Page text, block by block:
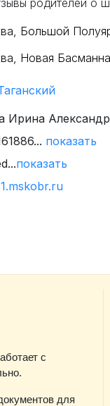
родителей
Большой
Новая
Ирина
показать
показать
с
для